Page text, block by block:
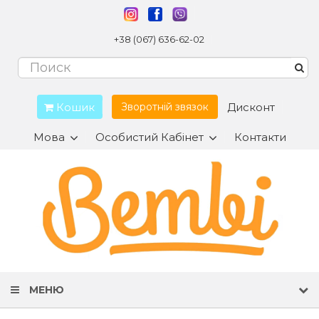
+38 (067) 636-62-02
Кошик Зворотній звязок Дисконт
Мова Особистий Кабінет Контакти
МЕНЮ